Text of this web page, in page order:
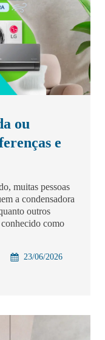
ou
e
muitas pessoas
a condensadora
outros
como
23/06/2026